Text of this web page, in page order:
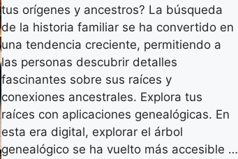
tus orígenes y ancestros? La búsqueda
de la historia familiar se ha convertido en
una tendencia creciente, permitiendo a
las personas descubrir detalles
fascinantes sobre sus raíces y
conexiones ancestrales. Explora tus
raíces con aplicaciones genealógicas. En
esta era digital, explorar el árbol
genealógico se ha vuelto más accesible …